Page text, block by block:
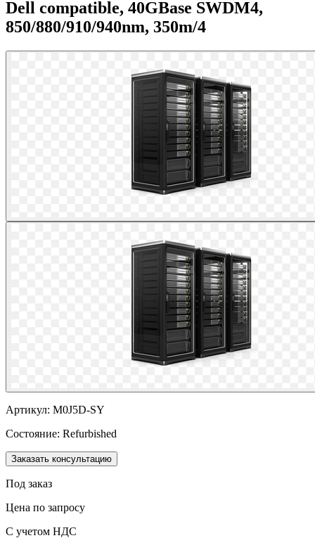
Dell compatible, 40GBase SWDM4,
850/880/910/940nm, 350m/4
Артикул: M0J5D-SY
Состояние: Refurbished
Заказать консультацию
Под заказ
Цена по запросу
С учетом НДС